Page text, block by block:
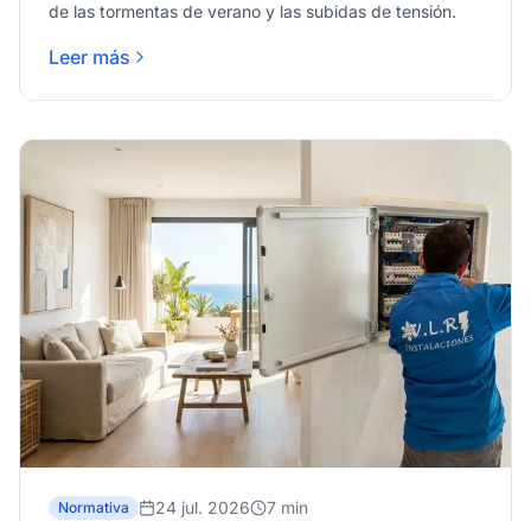
de las tormentas de verano y las subidas de tensión.
Leer más
Normativa 24 jul. 2026 7 min